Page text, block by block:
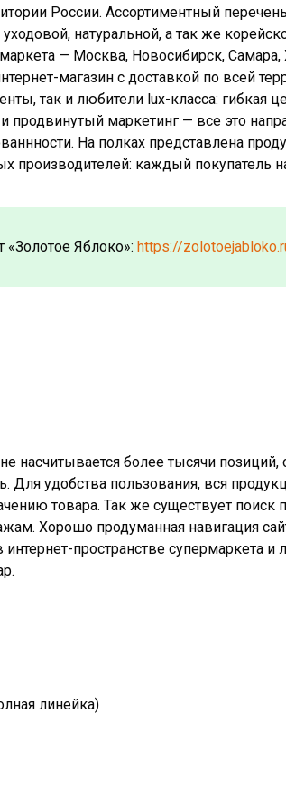
России. Ассортиментный
натуральной, а так же
— Москва, Новосибирск, Самара,
магазин с доставкой по всей
так и любители lux-класса: гибкая
продвинутый маркетинг — все это
На полках представлена
производителей: каждый покупатель
Яблоко»: https://
насчитывается более тысячи
Для удобства пользования, вся
товара. Так же существует
Хорошо продуманная навигация
интернет-пространстве супермаркета и
линейка)